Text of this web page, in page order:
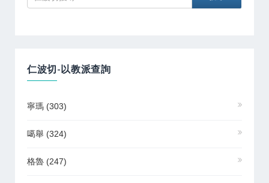
仁波切-以教派查詢
寧瑪 (303)
噶舉 (324)
格魯 (247)